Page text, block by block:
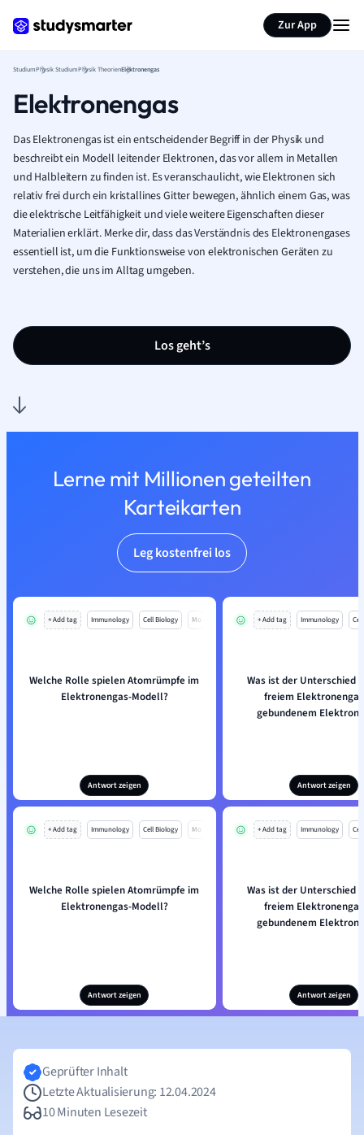
Zur App
StudiumPhysik StudiumPhysik TheorienElektronengas
Elektronengas
Das Elektronengas ist ein entscheidender Begriff in der Physik und
beschreibt ein Modell leitender Elektronen, das vor allem in Metallen
und Halbleitern zu finden ist. Es veranschaulicht, wie Elektronen sich
relativ frei durch ein kristallines Gitter bewegen, ähnlich einem Gas, was
die elektrische Leitfähigkeit und viele weitere Eigenschaften dieser
Materialien erklärt. Merke dir, dass das Verständnis des Elektronengases
essentiell ist, um die Funktionsweise von elektronischen Geräten zu
verstehen, die uns im Alltag umgeben.
Los geht’s
Lerne mit Millionen geteilten
Karteikarten
Leg kostenfrei los
+ Add tag Immunology Cell Biology Mo
Welche Rolle spielen Atomrümpfe im
Elektronengas-Modell?
Antwort zeigen
+ Add tag Immunology
Was ist der Unterschied
freiem
gebundenem
Antwort zeigen
+ Add tag Immunology Cell Biology Mo
Welche Rolle spielen Atomrümpfe im
Elektronengas-Modell?
Antwort zeigen
+ Add tag Immunology
Was ist der Unterschied
freiem
gebundenem
Antwort zeigen
Geprüfter Inhalt
Letzte Aktualisierung: 12.04.2024
10 Minuten Lesezeit